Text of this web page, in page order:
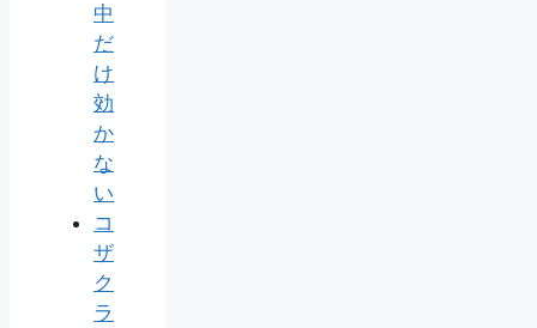
中
だ
け
効
か
な
い
コ
ザ
ク
ラ